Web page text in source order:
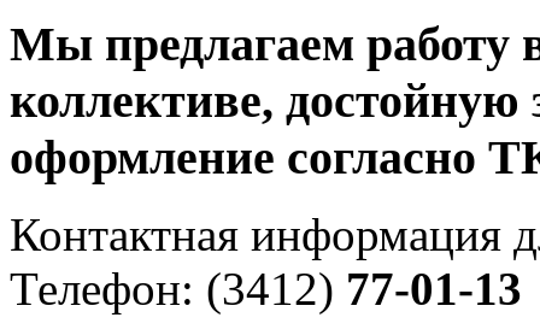
Мы предлагаем работу
коллективе, достойную
оформление согласно
Контактная информация
Телефон: (3412) 77-01-13